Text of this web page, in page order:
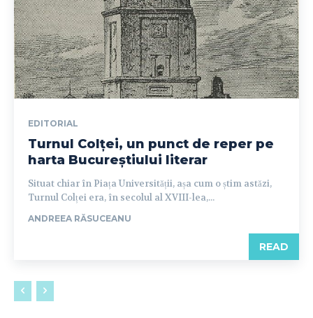
EDITORIAL
Turnul Colței, un punct de reper pe
harta Bucureștiului literar
Situat chiar în Piața Universității, așa cum o știm astăzi,
Turnul Colței era, în secolul al XVIII-lea,...
ANDREEA RĂSUCEANU
READ